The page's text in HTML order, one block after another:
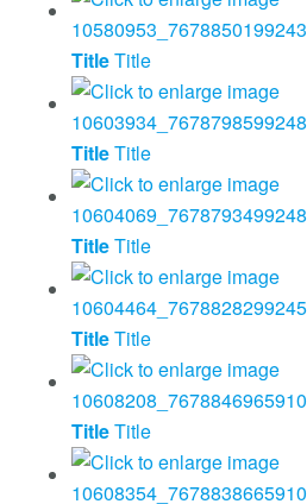
TitleTitle
TitleTitle
TitleTitle
TitleTitle
TitleTitle